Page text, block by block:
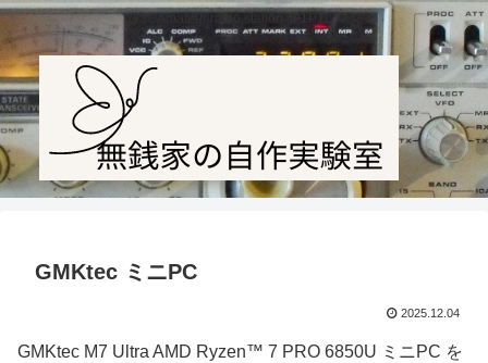
Amateur radio station JF1PTL
GMKtec ミニPC
2025.12.04
GMKtec M7 Ultra AMD Ryzen™ 7 PRO 6850U ミニPC を